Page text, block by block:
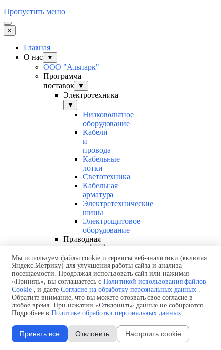
Пропустить меню
×
Главная
О нас
▼
ООО "Альпарк"
Программа
поставок
▼
Электротехника
▼
Низковольтное
оборудование
Кабели
и
провода
Кабельные
лотки
Светотехника
Кабельная
арматура
Электротехнические
шины
Электрощитовое
оборудование
Приводная
техника
Преобразователи
частоты
Редукторы
и
мотор-
редукторы
Линейные
Компоненты
автоматизации
Мы используем файлы cookie и сервисы веб-аналитики (включая
Яндекс.Метрику) для улучшения работы сайта и анализа
посещаемости. Продолжая использовать сайт или нажимая
«Принять», вы соглашаетесь с Политикой использования файлов
Cookie , и даете Согласие на обработку персональных данных .
Обратите внимание, что вы можете отозвать свое согласие в
любое время. При нажатии «Отклонить» данные не собираются.
Подробнее в Политике обработки персональных данных.
Принять все Отклонить Настроить cookie